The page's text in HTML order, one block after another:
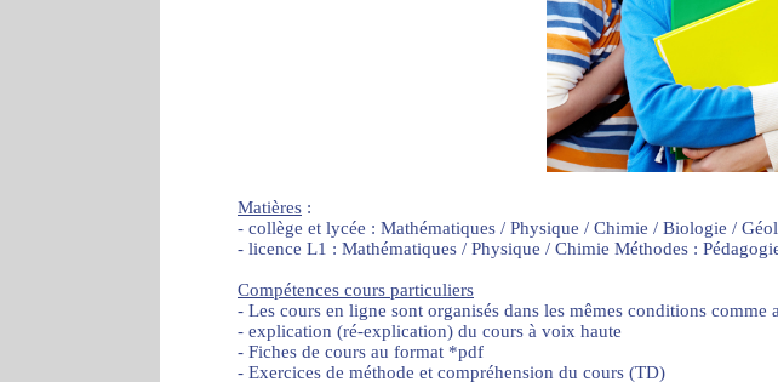
Matières :
- collège et lycée : Mathématiques / Physique / Chimie / Biologie /
- licence L1 : Mathématiques / Physique / Chimie Méthodes :
Compétences cours particuliers
- Les cours en ligne sont organisés dans les mêmes conditions comme
- explication (ré-explication) du cours à voix haute
- Fiches de cours au format *pdf
- Exercices de méthode et compréhension du cours (TD)